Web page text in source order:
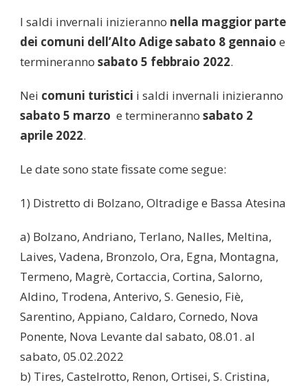
I saldi invernali inizieranno nella maggior parte
dei comuni dell’Alto Adigesabato 8 gennaio e
termineranno sabato 5 febbraio 2022.
Nei comuni turistici i saldi invernali inizieranno
sabato 5 marzo e termineranno sabato 2
aprile 2022.
Le date sono state fissate come segue:
1) Distretto di Bolzano, Oltradige e Bassa Atesina
a) Bolzano, Andriano, Terlano, Nalles, Meltina,
Laives, Vadena, Bronzolo, Ora, Egna, Montagna,
Termeno, Magrè, Cortaccia, Cortina, Salorno,
Aldino, Trodena, Anterivo, S. Genesio, Fiè,
Sarentino, Appiano, Caldaro, Cornedo, Nova
Ponente, Nova Levante dal sabato, 08.01. al
sabato, 05.02.2022
b) Tires, Castelrotto, Renon, Ortisei, S. Cristina,